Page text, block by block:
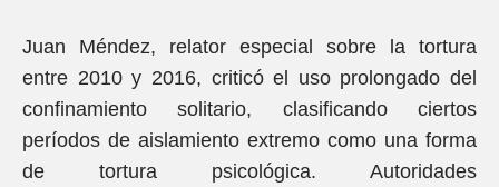
Juan Méndez, relator especial sobre la tortura
entre 2010 y 2016, criticó el uso prolongado del
confinamiento solitario, clasificando ciertos
períodos de aislamiento extremo como una forma
de tortura psicológica. Autoridades